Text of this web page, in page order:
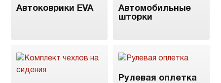
Автоковрики EVA
Автомобильные
шторки
Рулевая оплетка